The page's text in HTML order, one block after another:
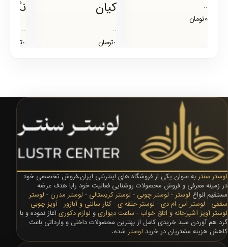
..
0تومان
کیان
..
0تومان
نگار
..
0تومان
لوستر سنتربه عنوان یکی ار فروشگاه های اینترنتی ایران،فروش تخصصی خود
در زمینه معرفی و فروش محصولات روشنایی فعالیت خود رابا هدف عرضه
مستقیم انواع لوستر- لوستر چوبی - لوستر کریستالی - لوستر مدرن - لوستر
سقفی - لوستر اس ام دی- لوستر حلقه ی-کنار سالنی و آباژور-آویز چوبی -
لوستر آویز آشپزخانه و اتاق خواب - ساعت دیواریو لوازم دکوریآغاز نموده و با
گرد هم آوردن سبد خریدی کامل از بهترین محصولات داخلی و وارداتی باعث
کاهش هزینه مشتریان در خرید لوستر شده،